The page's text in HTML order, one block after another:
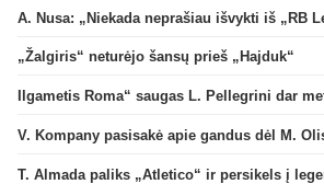
A. Nusa: „Niekada neprašiau išvykti iš „RB
„Žalgiris“ neturėjo šansų prieš „Hajduk“